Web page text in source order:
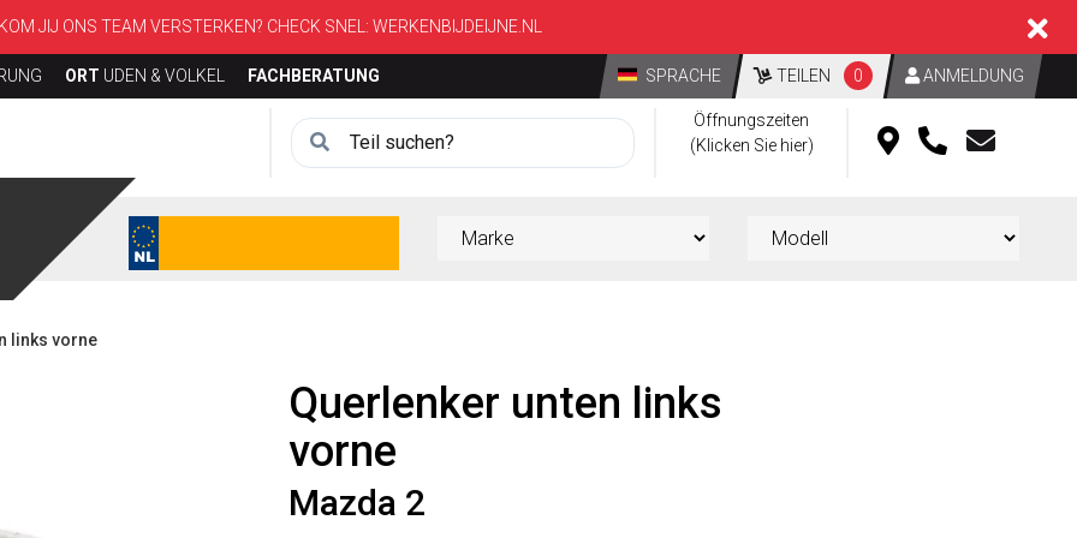
JIJ ONS TEAM VERSTERKEN? CHECK SNEL: WERKENBIJDEIJNE.NL
ORT UDEN & VOLKEL FACHBERATUNG SPRACHE TEILEN 0 ANMELDUNG
Öffnungszeiten
(Klicken Sie hier)
links vorne
Querlenker unten links
vorne
Mazda 2